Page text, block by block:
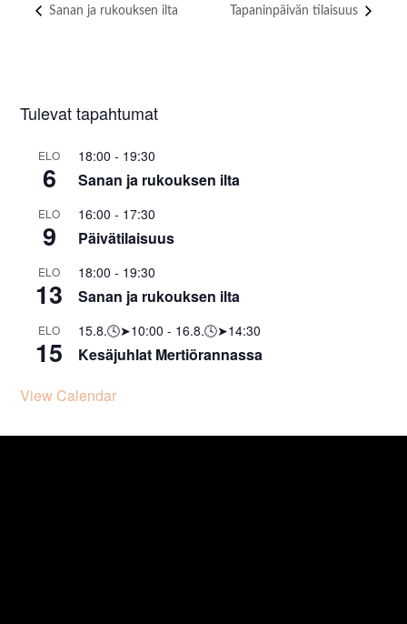
Sanan ja rukouksen ilta Tapaninpäivän tilaisuus
Tulevat tapahtumat
ELO
6
18:00 - 19:30
Sanan ja rukouksen ilta
ELO
9
16:00 - 17:30
Päivätilaisuus
ELO
13
18:00 - 19:30
Sanan ja rukouksen ilta
ELO
15
15.8.🕓➤10:00 - 16.8.🕓➤14:30
Kesäjuhlat Mertiörannassa
View Calendar